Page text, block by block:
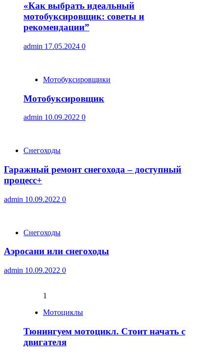
«Как выбрать идеальный
мотобуксировщик: советы и
рекомендации”
admin 17.05.2024 0
Мотобуксировщики
Мотобуксировщик
admin 10.09.2022 0
Снегоходы
Гаражный ремонт снегохода – доступный
процесс+
admin 10.09.2022 0
Снегоходы
Аэросани или снегоходы
admin 10.09.2022 0
1
Мотоциклы
Тюнингуем мотоцикл. Стоит начать с
двигателя